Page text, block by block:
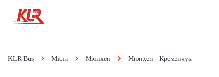
KLR Bus Міста Мюнхен Мюнхен - Кременчук